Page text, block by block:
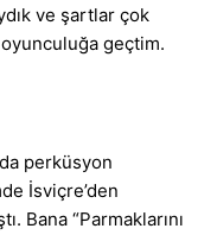
ve şartlar çok
geçtim.
perküsyon
İsviçre’den
Bana “Parmaklarını